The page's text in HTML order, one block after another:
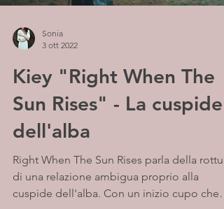
Sonia
3 ott 2022
Kiey "Right When The
Sun Rises" - La cuspide
dell'alba
Right When The Sun Rises parla della
di una relazione ambigua proprio alla
cuspide dell'alba. Con un inizio cupo che